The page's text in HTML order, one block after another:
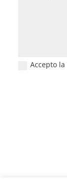
New Field
Accepto la